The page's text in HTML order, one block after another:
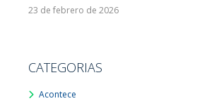
23 de febrero de 2026
CATEGORIAS
Acontece